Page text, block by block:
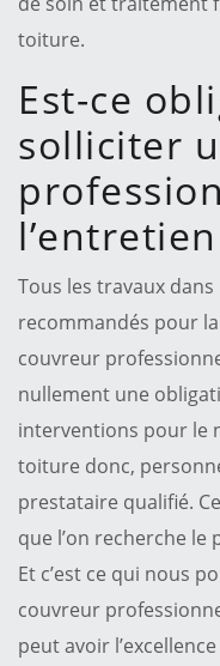
toiture.
Est-ce
solliciter
Tous les travaux
recommandés pour
couvreur
nullement une
interventions pour le
toiture donc,
prestataire qualifié.
que l’on recherche le
Et c’est ce qui nous
couvreur
peut avoir